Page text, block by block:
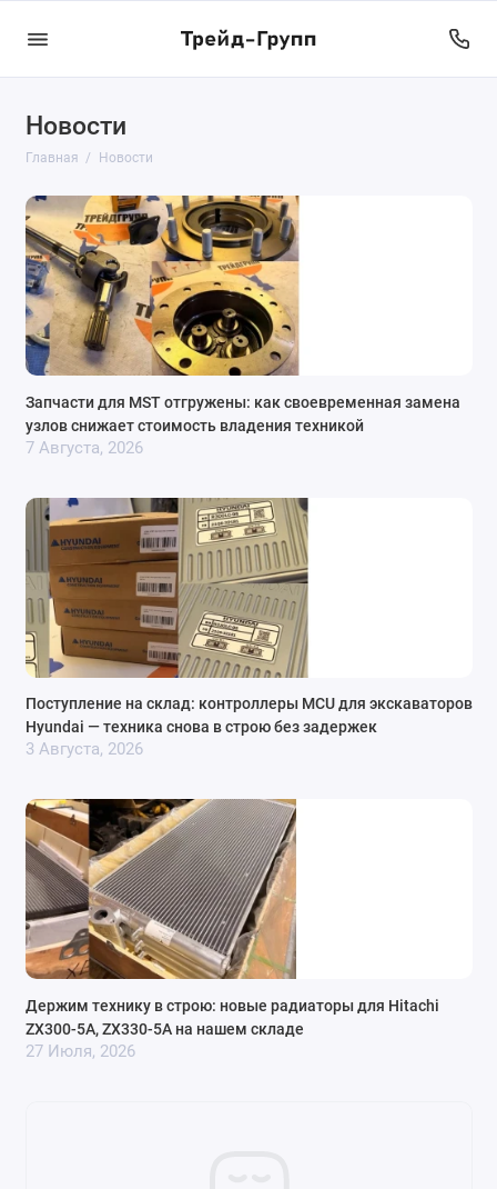
Новости
Главная Новости
Запчасти для MST отгружены: как своевременная замена
узлов снижает стоимость владения техникой
7 Августа, 2026
Поступление на склад: контроллеры MCU для экскаваторов
Hyundai — техника снова в строю без задержек
3 Августа, 2026
Держим технику в строю: новые радиаторы для Hitachi
ZX300-5A, ZX330-5A на нашем складе
27 Июля, 2026